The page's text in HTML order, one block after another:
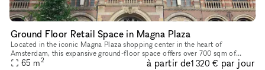
Ground Floor Retail Space in Magna Plaza
Located in the iconic Magna Plaza shopping center in the heart of
Amsterdam, this expansive ground-floor space offers over 700 sqm of
open-plan retail opportunity. With soaring ceilings, exposed stru
65 m2 à partir de1 320 € par jour